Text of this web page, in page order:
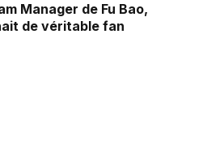
Manager de Fu Bao,
de véritable fan